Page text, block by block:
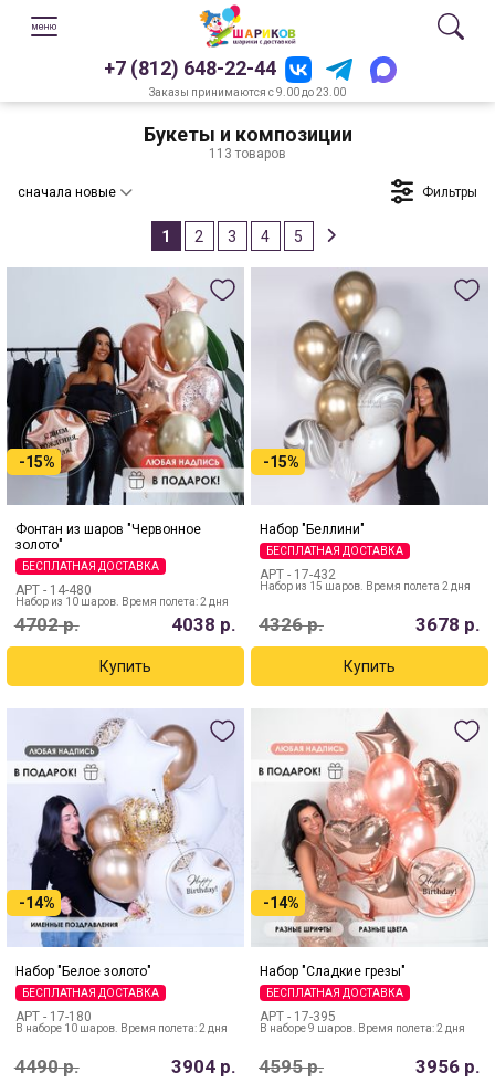
+7 (812) 648-22-44
Заказы принимаются с 9.00 до 23.00
Букеты и композиции
113 товаров
сначала новые Фильтры
1 2 3 4 5
-15%
Фонтан из шаров "Червонное
золото"
БЕСПЛАТНАЯ ДОСТАВКА
АРТ - 14-480
Набор из 10 шаров. Время полета: 2 дня
4702р. 4038 р.
-15%
Набор "Беллини"
БЕСПЛАТНАЯ ДОСТАВКА
АРТ - 17-432
Набор из 15 шаров. Время полета 2 дня
4326р. 3678 р.
-14%
Набор "Белое золото"
БЕСПЛАТНАЯ ДОСТАВКА
АРТ - 17-180
В наборе 10 шаров. Время полета: 2 дня
4490р. 3904 р.
-14%
Набор "Сладкие грезы"
БЕСПЛАТНАЯ ДОСТАВКА
АРТ - 17-395
В наборе 9 шаров. Время полета: 2 дня
4595р. 3956 р.